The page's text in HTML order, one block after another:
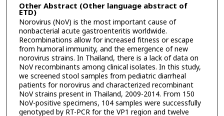
Other Abstract (Other language abstract of
ETD)
Norovirus (NoV) is the most important cause of
nonbacterial acute gastroenteritis worldwide.
Recombinations allow for increased fitness or escape
from humoral immunity, and the emergence of new
norovirus strains. In Thailand, there is a lack of data on
NoV recombinants among clinical isolates. In this study,
we screened stool samples from pediatric diarrheal
patients for norovirus and characterized recombinant
NoV strains present in Thailand, 2009-2014. From 150
NoV-positive specimens, 104 samples were successfully
genotyped by RT-PCR for the VP1 region and twelve